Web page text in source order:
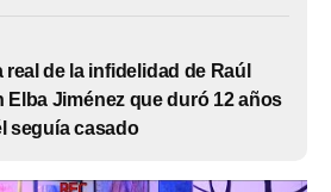
real de la infidelidad de Raúl
Elba Jiménez que duró 12 años
seguía casado